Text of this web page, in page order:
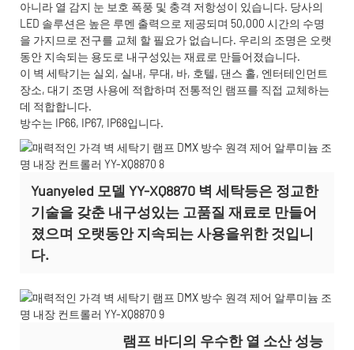
아니라 열 감지 눈 보호 폭풍 및 충격 저항성이 있습니다. 당사의
LED 솔루션은 높은 루멘 출력으로 제공되며 50,000 시간의 수명
을 가지므로 전구를 교체 할 필요가 없습니다. 우리의 조명은 오랫
동안 지속되는 용도로 내구성있는 재료로 만들어졌습니다.
이 벽 세탁기는 실외, 실내, 무대, 바, 호텔, 댄스 홀, 엔터테인먼트
장소, 대기 조명 사용에 적합하며 전통적인 램프를 직접 교체하는
데 적합합니다.
방수는 IP66, IP67, IP68입니다.
Yuanyeled 모델 YY-XQ8870 벽 세탁등은 정교한
기술을 갖춘 내구성있는 고품질 재료로 만들어
졌으며 오랫동안 지속되는 사용을위한 것입니
다.
램프 바디의 우수한 열 소산 성능